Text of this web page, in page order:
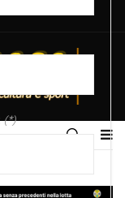
(*)